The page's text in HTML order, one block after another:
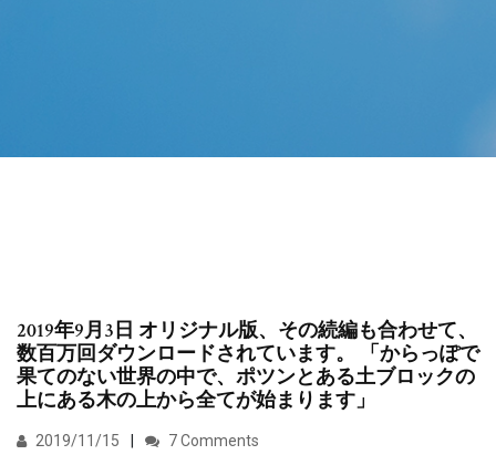
2019年9月3日 オリジナル版、その続編も合わせて、
数百万回ダウンロードされています。 「からっぽで
果てのない世界の中で、ポツンとある土ブロックの
上にある木の上から全てが始まります」
2019/11/15 7 Comments